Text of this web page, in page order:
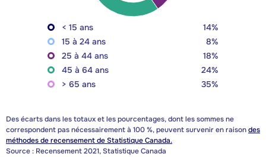
< 15 ans
14%
15 à 24 ans
8%
25 à 44 ans
18%
45 à 64 ans
24%
> 65 ans
35%
Des écarts dans les totaux et les pourcentages, dont les sommes ne
correspondent pas nécessairement à 100 %, peuvent survenir en raisondes
méthodes de recensement de Statistique Canada.
Source : Recensement 2021, Statistique Canada